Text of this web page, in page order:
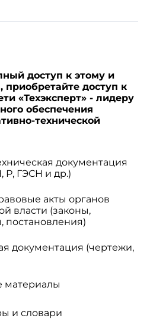
доступ к этому и
доступ к
«Техэксперт» - лидеру
обеспечения
технической
документация
Р, ГЭСН и др.)
акты органов
власти (законы,
постановления)
документация (чертежи,
материалы
и словари